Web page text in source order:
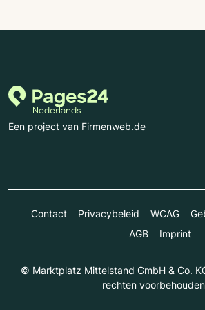
Een project van Firmenweb.de
Contact Privacybeleid WCAG
AGB
Imprint
© Marktplatz Mittelstand GmbH & Co.
rechten